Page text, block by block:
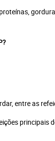
entre as
principais